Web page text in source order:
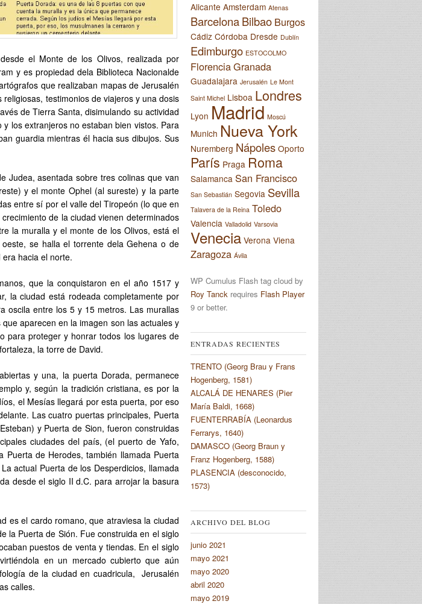
el Monte de los Olivos, realizada por
y es propiedad dela Biblioteca Nacionalde
que realizaban mapas de Jerusalén
testimonios de viajeros y una dosis
de Tierra Santa, disimulando su actividad
los extranjeros no estaban bien vistos. Para
guardia mientras él hacia sus dibujos. Sus
Judea, asentada sobre tres colinas que van
y el monte Ophel (al sureste) y la parte
entre sí por el valle del Tiropeón (lo que en
de la ciudad vienen determinados
la muralla y el monte de los Olivos, está el
se halla el torrente dela Gehena o de
hacia el norte.
que la conquistaron en el año 1517 y
la ciudad está rodeada completamente por
oscila entre los 5 y 15 metros. Las murallas
aparecen en la imagen son las actuales y
para proteger y honrar todos los lugares de
la torre de David.
y una, la puerta Dorada, permanece
y, según la tradición cristiana, es por la
el Mesías llegará por esta puerta, por eso
Las cuatro puertas principales, Puerta
y Puerta de Sion, fueron construidas
ciudades del país, (el puerto de Yafo,
Puerta de Herodes, también llamada Puerta
actual Puerta de los Desperdicios, llamada
desde el siglo II d.C. para arrojar la basura
es el cardo romano, que atraviesa la ciudad
la Puerta de Sión. Fue construida en el siglo
puestos de venta y tiendas. En el siglo
en un mercado cubierto que aún
de la ciudad en cuadricula, Jerusalén
calles.
Alicante Amsterdam Atenas
BarcelonaBilbao Burgos
Cádiz Córdoba Dresde Dublín
Edimburgo ESTOCOLMO
FlorenciaGranada
Guadalajara Jerusalén Le Mont
Saint Michel Lisboa Londres
Lyon Madrid Moscú
Munich Nueva York
Nuremberg Nápoles Oporto
París Praga Roma
Salamanca San Francisco
San Sebastián Segovia Sevilla
Talavera de la Reina Toledo
Valencia Valladolid Varsovia
Venecia Verona Viena
Zaragoza Ávila
WP Cumulus Flash tag cloud by
Roy Tanck requires Flash Player
9 or better.
ENTRADAS RECIENTES
TRENTO (Georg Brau y Frans
Hogenberg, 1581)
ALCALÁ DE HENARES (Pier
María Baldi, 1668)
FUENTERRABÍA (Leonardus
Ferrarys, 1640)
DAMASCO (Georg Braun y
Franz Hogenberg, 1588)
PLASENCIA (desconocido,
1573)
ARCHIVO DEL BLOG
junio 2021
mayo 2021
mayo 2020
abril 2020
mayo 2019